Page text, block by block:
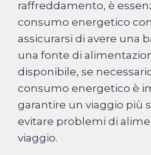
raffreddamento, è
consumo energetico
assicurarsi di avere una
una fonte di
disponibile, se
consumo energetico è
garantire un viaggio più
evitare problemi di
viaggio.